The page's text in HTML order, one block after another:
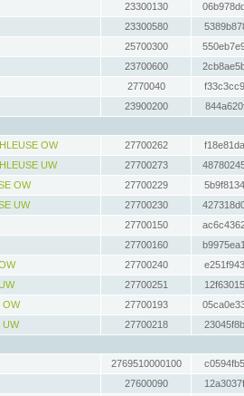
23300130
23300580
25700300
23700600
2770040
23900200
OW
27700262
UW
27700273
OW
27700229
UW
27700230
27700150
27700160
27700240
27700251
OW
27700193
UW
27700218
2769510000100
27600090